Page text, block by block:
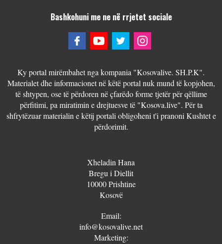
Bashkohuni me ne në rrjetet sociale
Ky portal mirëmbahet nga kompania "Kosovalive. SH.P.K".
Materialet dhe informacionet në këtë portal nuk mund të kopjohen,
të shtypen, ose të përdoren në çfarëdo forme tjetër për qëllime
përfitimi, pa miratimin e drejtuesve të "Kosova.live". Për ta
shfrytëzuar materialin e këtij portali obligoheni t'i pranoni Kushtet e
përdorimit.
Xheladin Hana
Bregu i Diellit
10000 Prishtine
Kosovë
Email:
info@kosovalive.net
Marketing: